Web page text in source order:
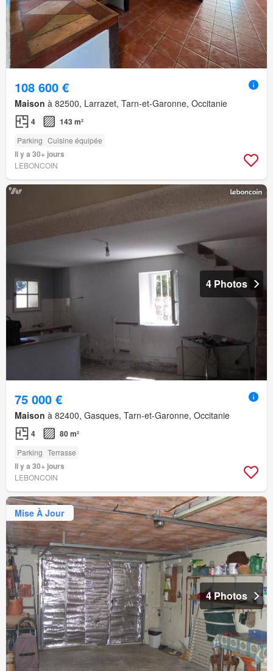
108 600 €
Maison à 82500, Larrazet, Tarn-et-Garonne, Occitanie
4 143 m²
Parking Cuisine équipée
Il y a 30+ jours
LEBONCOIN
4 Photos
75 000 €
Maison à 82400, Gasques, Tarn-et-Garonne, Occitanie
4 80 m²
Parking Terrasse
Il y a 30+ jours
LEBONCOIN
Mise À Jour
4 Photos